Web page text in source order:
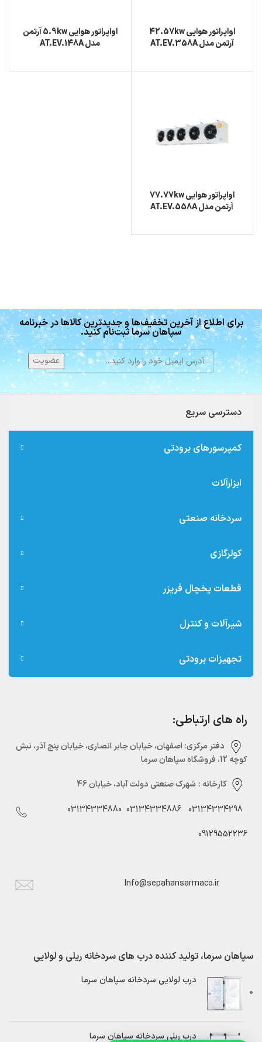
اواپراتور هوایی 42.57kw
آرتمن مدل AT.EV.358A
اواپراتور هوایی 5.9kw آرتمن
مدل AT.EV.148A
اواپراتور هوایی 77.77kw
آرتمن مدل AT.EV.558A
برای اطلاع از آخرین تخفیف‌ها و جدیدترین کالاها در خبرنامه
سپاهان سرما ثبت‌نام کنید.
دسترسی سریع
کمپرسورهای برودتی
ابزارآلات
سردخانه صنعتی
کولرگازی
قطعات یخچال فریزر
شیرآلات و کنترل
تجهیزات برودتی
راه های ارتباطی:
دفتر مرکزی:‌ اصفهان، خیابان جابر انصاری، خیابان پنج آذر، نبش
کوچه 12، فروشگاه سپاهان سرما
کارخانه : شهرک صنعتی دولت آباد، خیابان 46
03134334298
03134334886
03134334880
09129552236
Info@sepahansarmaco.ir
سپاهان سرما، تولید کننده درب های سردخانه ریلی و لولایی
درب لولایی سردخانه سپاهان سرما
درب ریلی سردخانه سپاهان سرما